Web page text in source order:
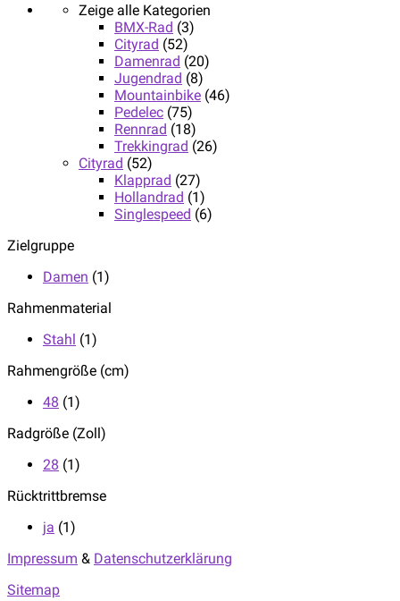
Zeige alle Kategorien
BMX-Rad (3)
Cityrad (52)
Damenrad (20)
Jugendrad (8)
Mountainbike (46)
Pedelec (75)
Rennrad (18)
Trekkingrad (26)
Cityrad (52)
Klapprad (27)
Hollandrad (1)
Singlespeed (6)
Zielgruppe
Damen (1)
Rahmenmaterial
Stahl (1)
Rahmengröße (cm)
48 (1)
Radgröße (Zoll)
28 (1)
Rücktrittbremse
ja (1)
Impressum & Datenschutzerklärung
Sitemap